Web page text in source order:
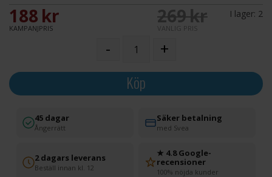
188 SEK
KAMPANJPRIS
269 SEK
VANLIG PRIS
I lager: 2
- +
Köp
45 dagar
Ångerrätt
Säker betalning
med Svea
2 dagars leverans
Beställ innan kl. 12
★ 4.8 Google-
recensioner
100% nöjda kunder